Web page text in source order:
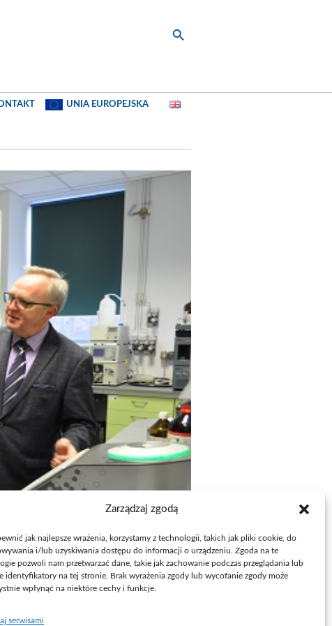
Zarządzaj zgodą
jak najlepsze wrażenia, korzystamy z technologii, takich jak pliki cookie, do
i/lub uzyskiwania dostępu do informacji o urządzeniu. Zgoda na te
pozwoli nam przetwarzać dane, takie jak zachowanie podczas przeglądania lub
identyfikatory na tej stronie. Brak wyrażenia zgody lub wycofanie zgody może
wpłynąć na niektóre cechy i funkcje.
serwisami
UNIA EUROPEJSKA